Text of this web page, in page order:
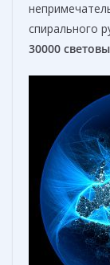
спирального
30000